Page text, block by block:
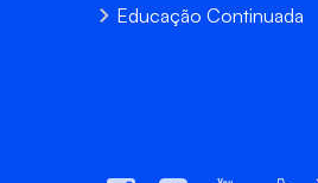
Educação Continuada